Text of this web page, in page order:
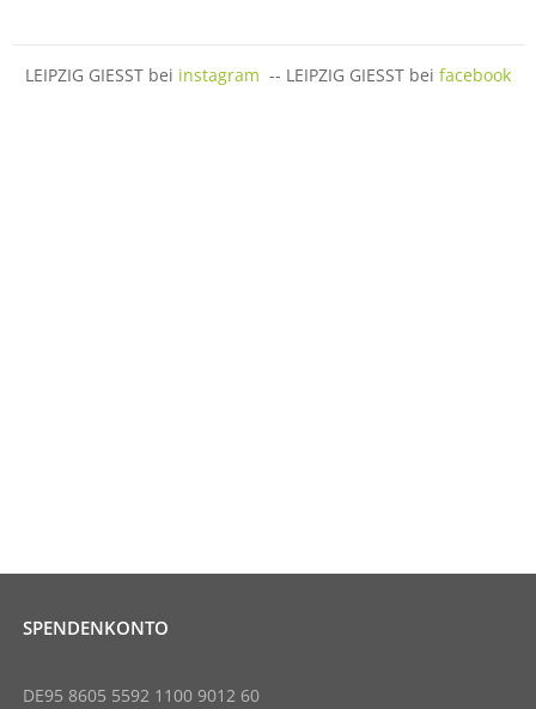
LEIPZIG GIESST bei instagram -- LEIPZIG GIESST bei facebook
SPENDENKONTO
DE95 8605 5592 1100 9012 60